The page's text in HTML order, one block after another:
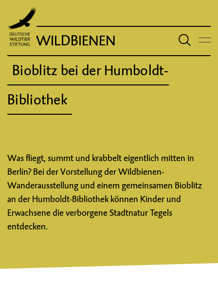
WILDBIENEN
Bioblitz bei der Humboldt-
Bibliothek
Was fliegt, summt und krabbelt eigentlich mitten in
Berlin? Bei der Vorstellung der Wildbienen-
Wanderausstellung und einem gemeinsamen Bioblitz
an der Humboldt-Bibliothek können Kinder und
Erwachsene die verborgene Stadtnatur Tegels
entdecken.